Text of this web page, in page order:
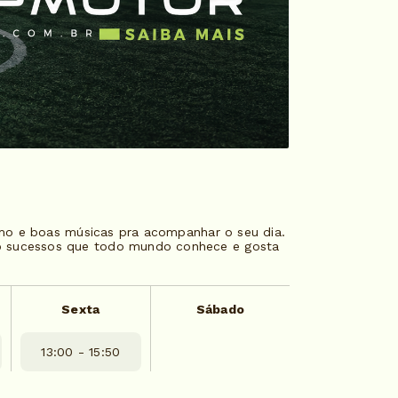
e boas músicas pra acompanhar o seu dia.
que todo mundo conhece e gosta
Sexta
13:00 - 15:50
Sábado